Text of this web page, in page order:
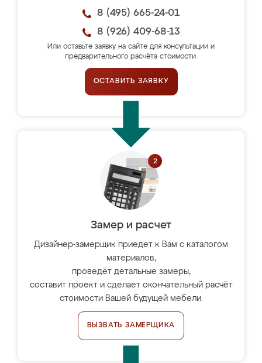
8 (495) 665-24-01
8 (926) 409-68-13
Или оставьте заявку на сайте для консультации и
предварительного расчёта стоимости.
ОСТАВИТЬ ЗАЯВКУ
Замер и расчет
Дизайнер-замерщик приедет к Вам с каталогом
материалов,
проведёт детальные замеры,
составит проект и сделает окончательный расчёт
стоимости Вашей будущей мебели.
ВЫЗВАТЬ ЗАМЕРЩИКА